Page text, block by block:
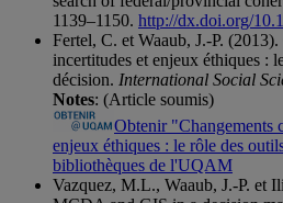
1139–1150. http://dx.doi.org/
Fertel, C. et Waaub, J.-P.
incertitudes et enjeux éthiques :
décision. International Social
Notes: (Article soumis)
Obtenir "Changements
enjeux éthiques : le rôle des
bibliothèques de l'UQAM
Vazquez, M.L., Waaub, J.-P. et